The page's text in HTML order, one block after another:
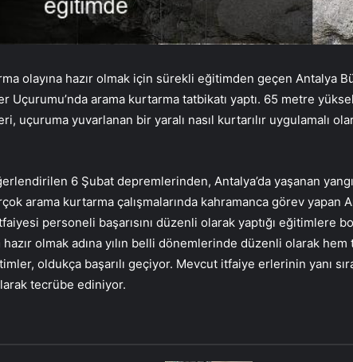
olayına hazır olmak için sürekli eğitimden geçen Antalya
Uçurumu’nda arama kurtarma tatbikatı yaptı. 65 metre
uçuruma yuvarlanan bir yaralı nasıl kurtarılır uygulamalı
6 Şubat depremlerinden, Antalya’da yaşanan
arama kurtarma çalışmalarında kahramanca görev yapan
personeli başarısını düzenli olarak yaptığı eğitimlere
olmak adına yılın belli dönemlerinde düzenli olarak hem
oldukça başarılı geçiyor. Mevcut itfaiye erlerinin yanı
tecrübe ediniyor.